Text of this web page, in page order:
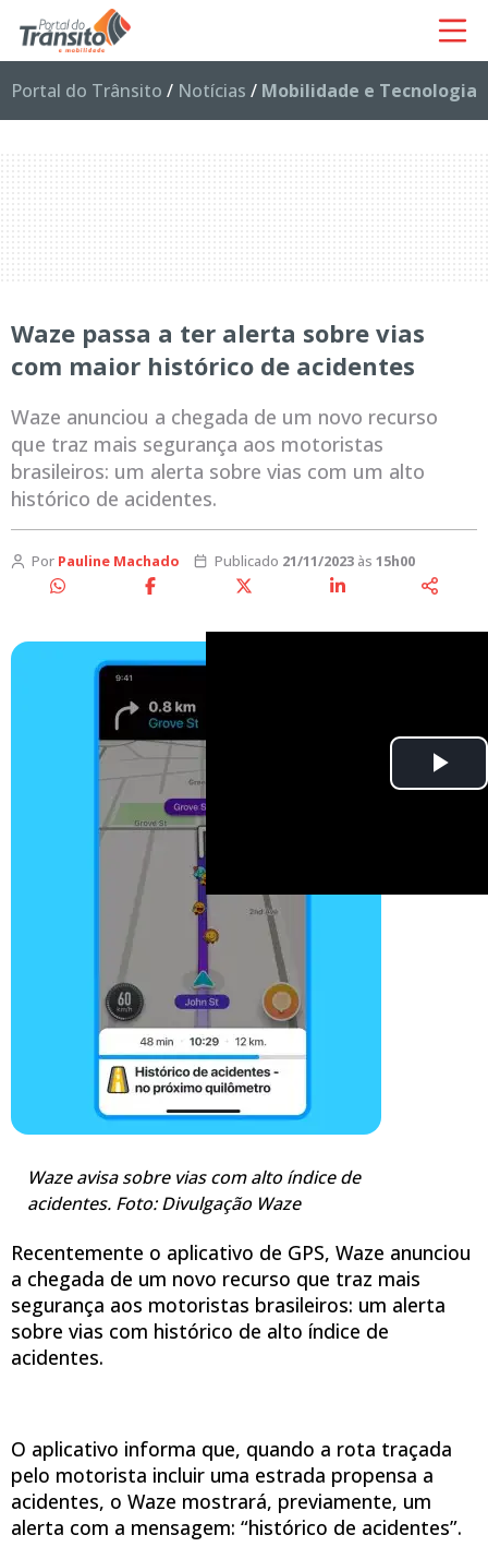
Portal do Trânsito / Notícias / Mobilidade e Tecnologia
Waze passa a ter alerta sobre vias
com maior histórico de acidentes
Waze anunciou a chegada de um novo recurso
que traz mais segurança aos motoristas
brasileiros: um alerta sobre vias com um alto
histórico de acidentes.
Por Pauline Machado Publicado 21/11/2023às 15h00
Waze avisa sobre vias com alto índice de
acidentes. Foto: Divulgação Waze
Recentemente o aplicativo de GPS, Waze anunciou
a chegada de um novo recurso que traz mais
segurança aos motoristas brasileiros: um alerta
sobre vias com histórico de alto índice de
acidentes.
O aplicativo informa que, quando a rota traçada
pelo motorista incluir uma estrada propensa a
acidentes, o Waze mostrará, previamente, um
alerta com a mensagem: “histórico de acidentes”.